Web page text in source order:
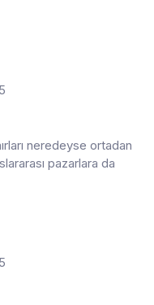
neredeyse ortadan
pazarlara da